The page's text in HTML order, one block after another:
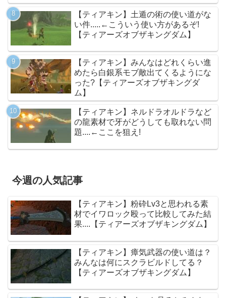
ム】
【ティアキン】土遁の術の使い道がな
い件.....←こういう使い方があるぞ!
【ティアーズオブザキングダム】
【ティアキン】みんなはどれくらい進
めたら白銀系モブ敵出てくるようにな
った?【ティアーズオブザキングダ
ム】
【ティアキン】ネルドラオルドラなど
の龍素材で牙がどうしても取れない問
題....←ここを狙え!
今週の人気記事
【ティアキン】粉砕Lv3と思われる素
材でイワロック殴って比較してみた結
果....【ティアーズオブザキングダム】
【ティアキン】瘴気武器の使い道は？
みんなは何にスクラビルドしてる？
【ティアーズオブザキングダム】